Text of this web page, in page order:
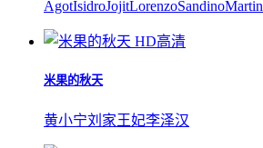
AgotIsidroJojitLorenzoSandinoMartin
HD高清
米果的秋天
黄小宁刘家王妃李泽汉